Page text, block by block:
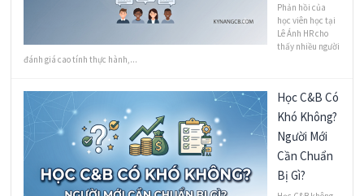
Phản hồi của
học viên học tại
Lê Ánh HR cho
thấy nhiều người
đánh giá cao tính thực hành,...
Học C&B Có
Khó Không?
Người Mới
Cần Chuẩn
Bị Gì?